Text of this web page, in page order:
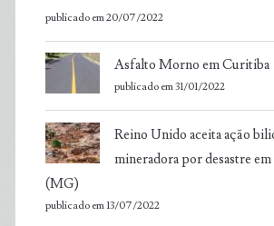
publicado em 20/07/2022
Asfalto Morno em Curitiba
publicado em 31/01/2022
Reino Unido aceita ação
mineradora por desastre
(MG)
publicado em 13/07/2022